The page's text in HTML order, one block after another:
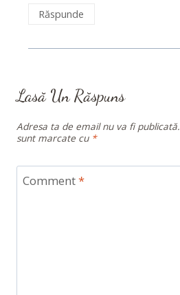
Răspunde
Lasă Un Răspuns
Adresa ta de email nu va fi publicată.
sunt marcate cu *
Comment*